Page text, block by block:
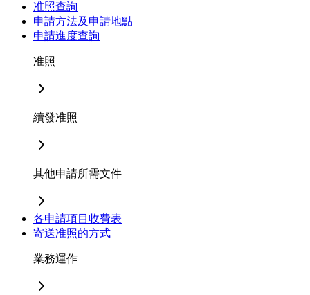
准照查詢
申請方法及申請地點
申請進度查詢
准照
續發准照
其他申請所需文件
各申請項目收費表
寄送准照的方式
業務運作